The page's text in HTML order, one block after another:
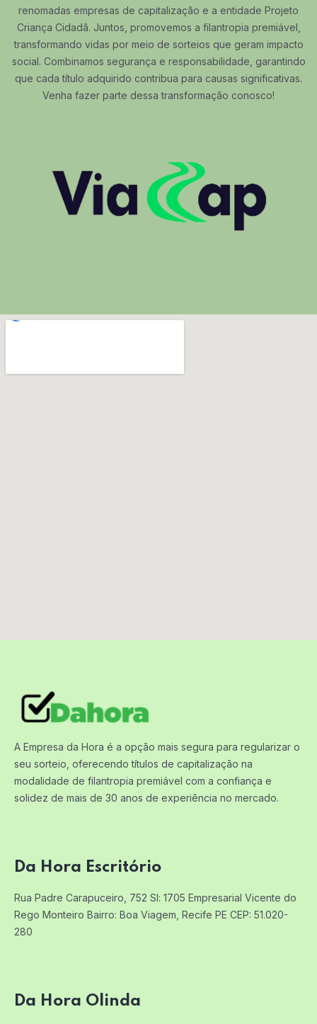
renomadas empresas de capitalização e a entidade Projeto
Criança Cidadã. Juntos, promovemos a filantropia premiável,
transformando vidas por meio de sorteios que geram impacto
social. Combinamos segurança e responsabilidade, garantindo
que cada título adquirido contribua para causas significativas.
Venha fazer parte dessa transformação conosco!
A Empresa da Hora é a opção mais segura para regularizar o
seu sorteio, oferecendo títulos de capitalização na
modalidade de filantropia premiável com a confiança e
solidez de mais de 30 anos de experiência no mercado.
Da Hora Escritório
Rua Padre Carapuceiro, 752 Sl: 1705 Empresarial Vicente do
Rego Monteiro Bairro: Boa Viagem, Recife PE CEP: 51.020-
280
Da Hora Olinda